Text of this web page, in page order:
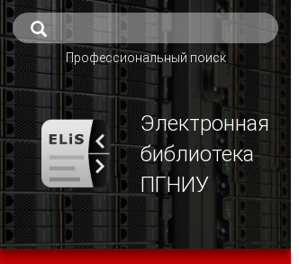
Профессиональный поиск
Электронная
библиотека
ПГНИУ